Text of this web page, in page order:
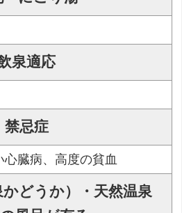
泉適応
禁忌症
臓病、高度の貧血
どうか）・天然温泉